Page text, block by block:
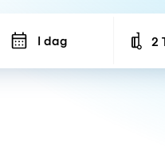
I dag 2